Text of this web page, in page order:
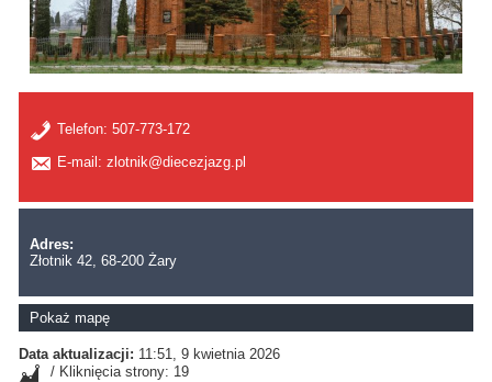
Telefon:507-773-172
E-mail: zlotnik@diecezjazg.pl
Adres:
Złotnik 42, 68-200 Żary
Pokaż mapę
Data aktualizacji: 11:51, 9 kwietnia 2026
/ Kliknięcia strony: 19